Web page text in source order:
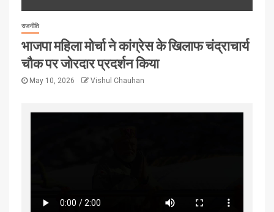
राजनीति
भाजपा महिला मोर्चा ने कांग्रेस के खिलाफ चंद्राचार्य
चौक पर जोरदार प्रदर्शन किया
May 10, 2026 Vishul Chauhan